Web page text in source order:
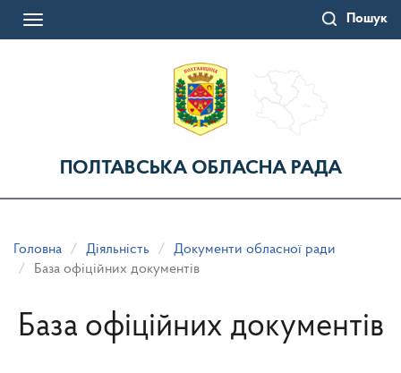
Пошук
Toggle
ПОЛТАВСЬКА ОБЛАСНА РАДА
Головна Діяльність
Документи обласної ради
База офіційних документів
База офіційних документів